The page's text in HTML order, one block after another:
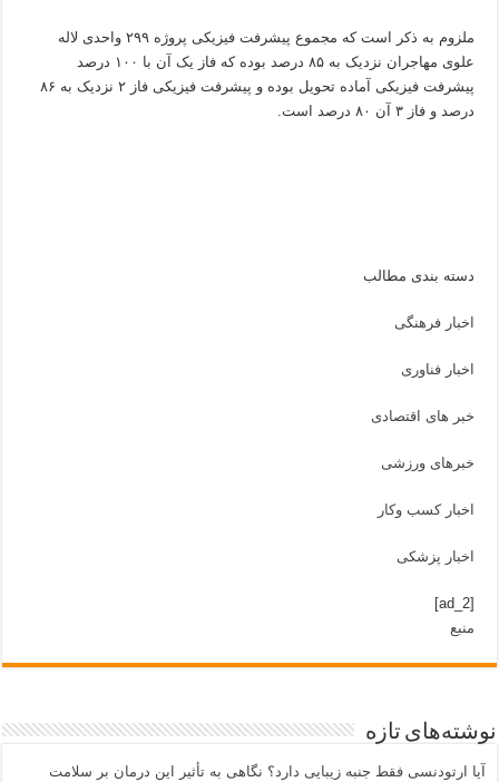
ملزوم به ذکر است که مجموع پیشرفت فیزیکی پروژه ۲۹۹ واحدی لاله
علوی مهاجران نزدیک به ۸۵ درصد بوده که فاز یک آن با ۱۰۰ درصد
پیشرفت فیزیکی آماده تحویل بوده و پیشرفت فیزیکی فاز ۲ نزدیک به ۸۶
درصد و فاز ۳ آن ۸۰ درصد است.
دسته بندی مطالب
اخبار فرهنگی
اخبار فناوری
خبر های اقتصادی
خبرهای ورزشی
اخبار کسب وکار
اخبار پزشکی
[ad_2]
منبع
نوشته‌های تازه
آیا ارتودنسی فقط جنبه زیبایی دارد؟ نگاهی به تأثیر این درمان بر سلامت